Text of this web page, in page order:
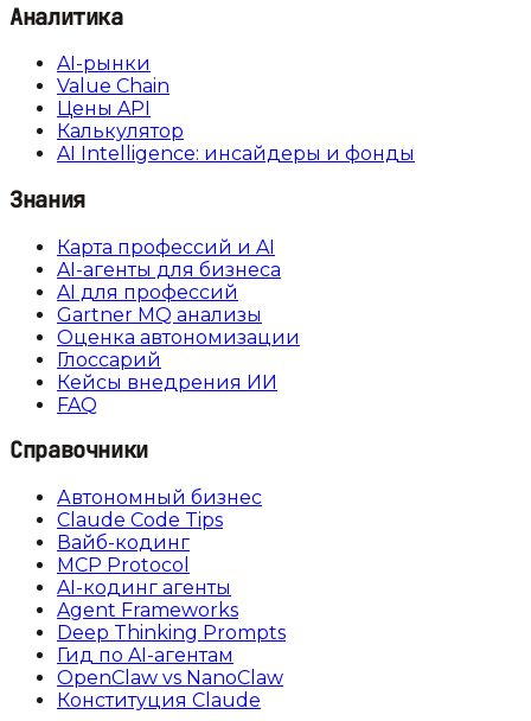
Аналитика
AI-рынки
Value Chain
Цены API
Калькулятор
AI Intelligence: инсайдеры и фонды
Знания
Карта профессий и AI
AI-агенты для бизнеса
AI для профессий
Gartner MQ анализы
Оценка автономизации
Глоссарий
Кейсы внедрения ИИ
FAQ
Справочники
Автономный бизнес
Claude Code Tips
Вайб-кодинг
MCP Protocol
AI-кодинг агенты
Agent Frameworks
Deep Thinking Prompts
Гид по AI-агентам
OpenClaw vs NanoClaw
Конституция Claude